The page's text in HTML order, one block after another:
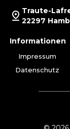
Traute-
22297
Informationen
Impressum
Datenschutz